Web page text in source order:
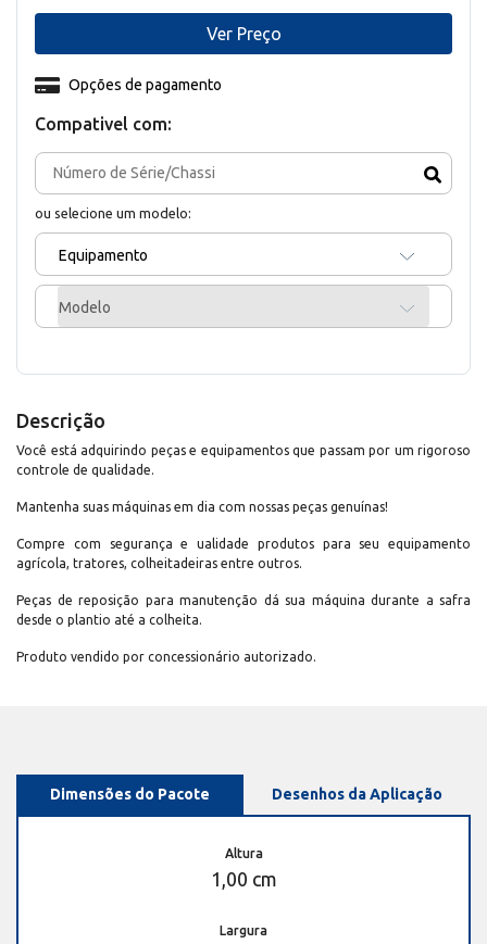
Compativel com:
ou selecione um modelo:
Equipamento
Modelo
Opções de pagamento
Ver Preço
Descrição
Você está adquirindo peças e equipamentos que passam por um rigoroso
controle de qualidade.
Mantenha suas máquinas em dia com nossas peças genuínas!
Compre com segurança e ualidade produtos para seu equipamento
agrícola, tratores, colheitadeiras entre outros.
Peças de reposição para manutenção dá sua máquina durante a safra
desde o plantio até a colheita.
Produto vendido por concessionário autorizado.
Dimensões do Pacote Desenhos da Aplicação
Altura
1,00 cm
Largura